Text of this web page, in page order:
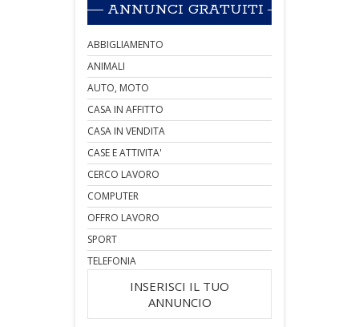
ANNUNCI GRATUITI
ABBIGLIAMENTO
ANIMALI
AUTO, MOTO
CASA IN AFFITTO
CASA IN VENDITA
CASE E ATTIVITA'
CERCO LAVORO
COMPUTER
OFFRO LAVORO
SPORT
TELEFONIA
INSERISCI IL TUO
ANNUNCIO